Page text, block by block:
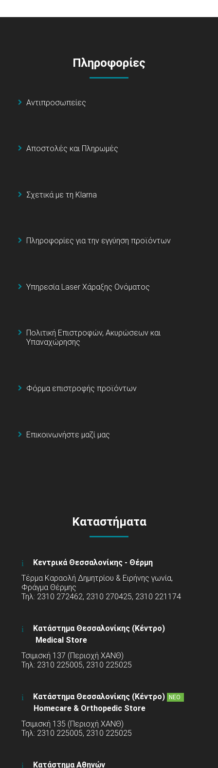
Πληροφορίες
Αντιπροσωπείες
Αποστολές και Πληρωμές
Σχετικά με τη Klarna
Πληροφορίες για την εγγύηση προϊόντων
Υπηρεσία Laser Χάραξης Ονόματος
Πολιτική Επιστροφών, Ακυρώσεων και
Υπαναχώρησης
Φόρμα επιστροφής προϊόντων
Επικοινωνήστε μαζί μας
Καταστήματα
Κεντρικά Θεσσαλονίκης - Θέρμη
Τέρμα Καραολή Δημητρίου & Ειρήνης γωνία,
Φράγμα Θέρμης
Τηλ: 2310 272462, 2310 270425, 2310 221174
Κατάστημα Θεσσαλονίκης (Κέντρο)
Medical Store
Τσιμισκή 137 (Περιοχή ΧΑΝΘ)
Τηλ: 2310 225005, 2310 225025
Κατάστημα Θεσσαλονίκης (Κέντρο) ΝΕΟ
Homecare & Orthopedic Store
Τσιμισκή 135 (Περιοχή ΧΑΝΘ)
Τηλ: 2310 225005, 2310 225025
Κατάστημα Αθηνών